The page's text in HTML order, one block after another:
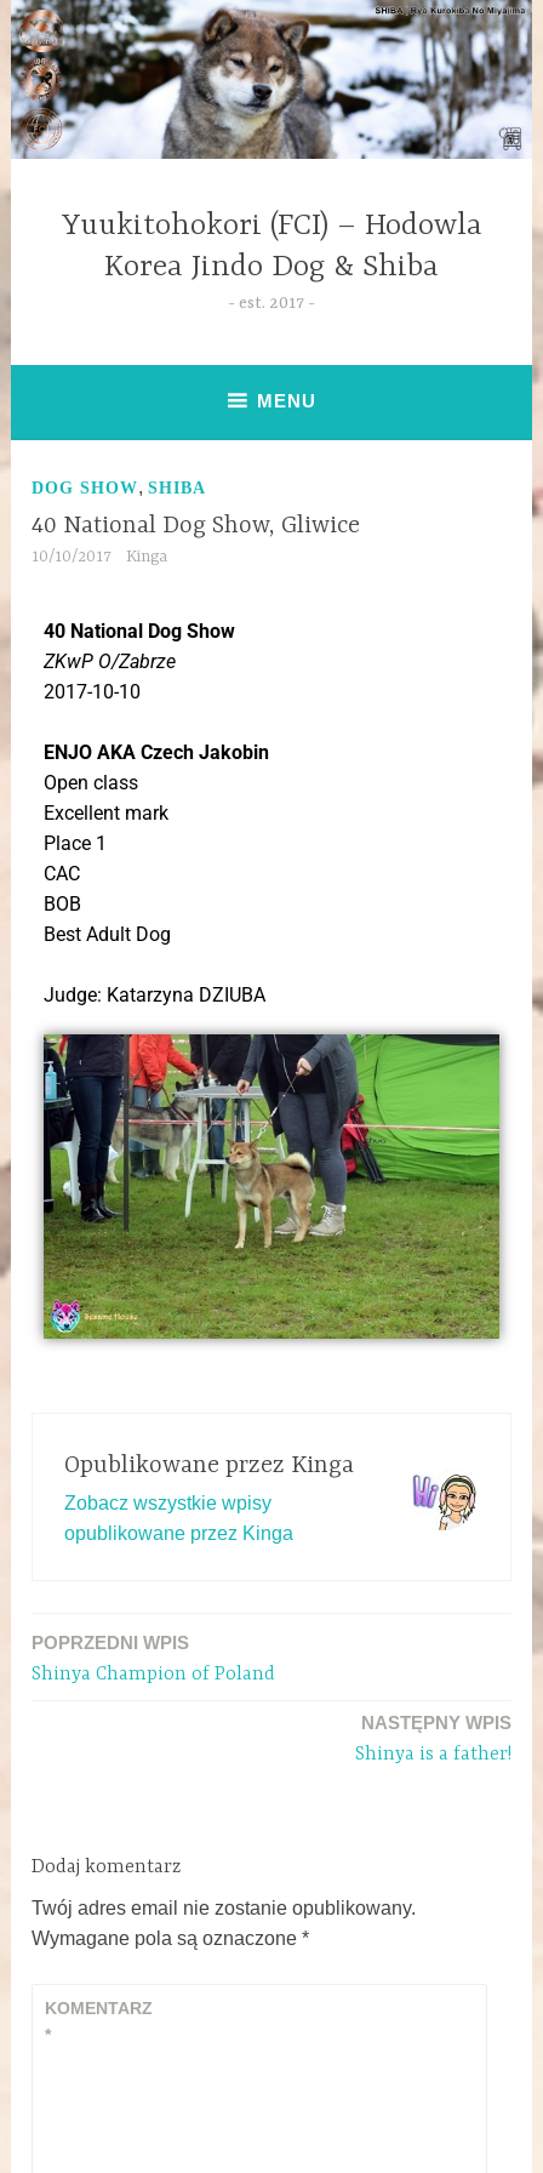
Yuukitohokori (FCI) – Hodowla
Korea Jindo Dog & Shiba
est. 2017
MENU
DOG SHOW,SHIBA
40 National Dog Show, Gliwice
10/10/2017 Kinga
40 National Dog Show
ZKwP O/Zabrze
2017-10-10
ENJO AKA Czech Jakobin
Open class
Excellent mark
Place 1
CAC
BOB
Best Adult Dog
Judge: Katarzyna DZIUBA
Opublikowane przez Kinga
Zobacz wszystkie wpisy
opublikowane przez Kinga
POPRZEDNI WPIS
Shinya Champion of Poland
NASTĘPNY WPIS
Shinya is a father!
Dodaj komentarz
Twój adres email nie zostanie opublikowany.
Wymagane pola są oznaczone*
KOMENTARZ
*